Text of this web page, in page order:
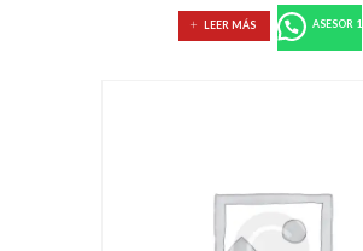
LEER MÁS ASESOR 1